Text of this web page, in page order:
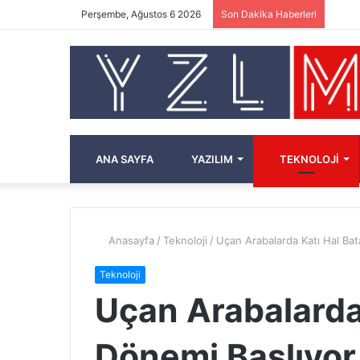
Perşembe, Ağustos 6 2026 Son Dakika Haberleri
ANA SAYFA YAZILIM TEKNOLOJI
Anasayfa / Teknoloji / Uçan Arabalarda Katı Hal
Teknoloji
Uçan